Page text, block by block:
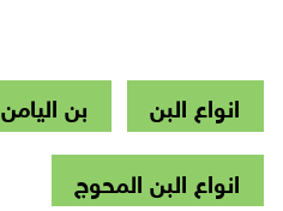
انواع البن
بن اليامن
انواع البن المحوج